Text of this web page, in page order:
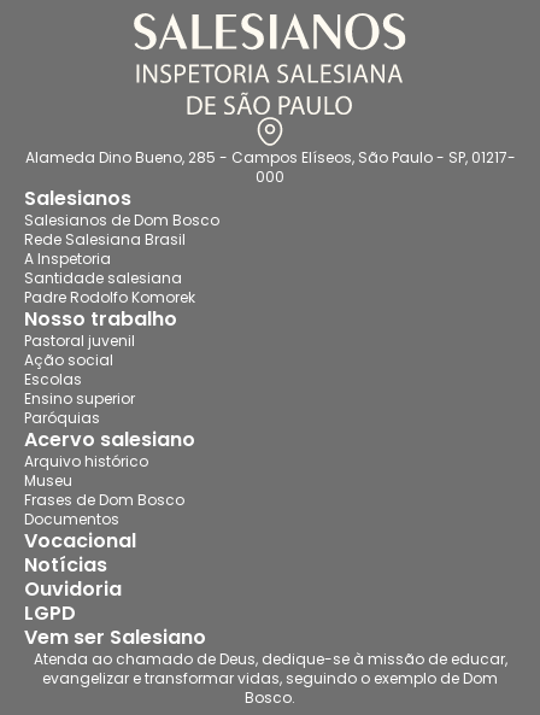
Alameda Dino Bueno, 285 - Campos Elíseos, São Paulo - SP, 01217-
000
Salesianos
Salesianos de Dom Bosco
Rede Salesiana Brasil
A Inspetoria
Santidade salesiana
Padre Rodolfo Komorek
Nosso trabalho
Pastoral juvenil
Ação social
Escolas
Ensino superior
Paróquias
Acervo salesiano
Arquivo histórico
Museu
Frases de Dom Bosco
Documentos
Vocacional
Notícias
Ouvidoria
LGPD
Vem ser Salesiano
Atenda ao chamado de Deus, dedique-se à missão de educar,
evangelizar e transformar vidas, seguindo o exemplo de Dom
Bosco.